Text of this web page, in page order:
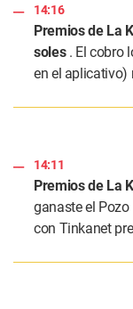
14:16
Premios de La
soles. El cobro
en el aplicativo)
14:11
Premios de La
ganaste el
con Tinkanet